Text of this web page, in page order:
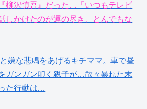
柳沢慎吾』だった…「いつもテレビ
しかけたのが運の尽き、とんでもな
と嫌な悲鳴をあげるキチママ。車で昼
ガンガン叩く親子が…散々暴れた末
た行動は…